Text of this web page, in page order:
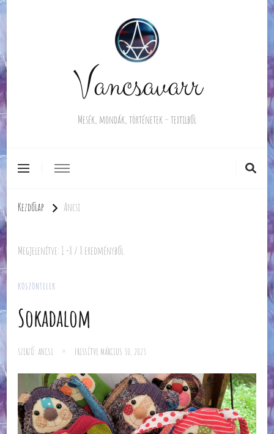
Vancsavarr
Mesék, mondák, történetek – textilből
Kezdőlap Ancsi
Megjelenítve: 1 -8 / 8 eredményből
KÖSZÖNTELEK
Sokadalom
SZERZŐ: ANCSI FRISSÍTVE MÁRCIUS 30, 2023